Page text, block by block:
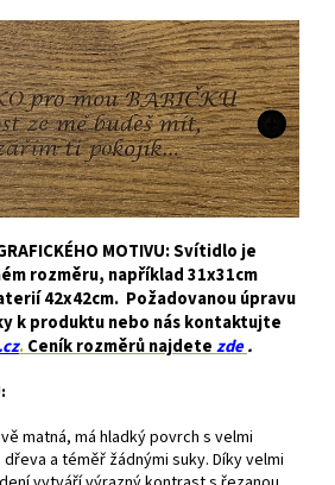
MOTIVU: Svítidlo je
rozměru, například 31x31cm
42x42cm. Požadovanou úpravu
k produktu nebo nás kontaktujte
.Ceník rozměrů najdetezde.
matná, má hladký povrch s velmi
a téměř žádnými suky. Díky velmi